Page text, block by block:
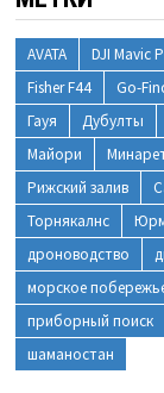
AVATA DJI Mavic
Fisher F44
Go-
Гауя
Дубулты
Майори
Рижский залив
Торнякалнс
дроноводство
морское
приборный поиск
шаманостан